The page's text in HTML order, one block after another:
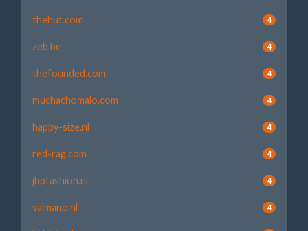
thehut.com 4
zeb.be 4
thefounded.com 4
muchachomalo.com 4
happy-size.nl 4
red-rag.com 4
jhpfashion.nl 4
valmano.nl 4